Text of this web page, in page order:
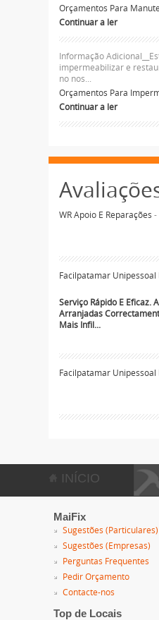
Orçamentos Para
Continuar a ler
Informação
impermeabilizar e
no nos...
Orçamentos Para
Continuar a ler
WR Apoio E Reparações -
Facilpatamar Unipessoal
Serviço Rápido E Eficaz.
Arranjadas
Mais Infil...
Facilpatamar Unipessoal
INÍCIO
MaiFix
Sugestões (Particulares)
Sugestões (Empresas)
Perguntas Frequentes
Pedir Orçamento
Contacte-nos
Top de Locais